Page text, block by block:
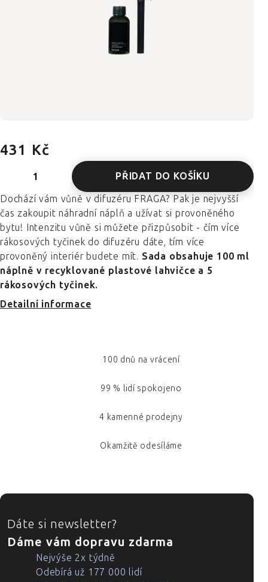
431 Kč
PŘIDAT DO KOŠÍKU
Dochází vám vůně v difuzéru FRAGA? Pak je nejvyšší
čas zakoupit náhradní náplň a užívat si provoněného
bytu! Intenzitu vůně si můžete přizpůsobit - čím více
rákosových tyčinek do difuzéru dáte, tím více
provoněný interiér budete mít. Sada obsahuje 100 ml
náplně v recyklované plastové lahvičce a 5
rákosových tyčinek.
Detailní informace
100 dnů na vrácení
99 % lidí spokojeno
4 kamenné prodejny
Okamžitě odesíláme
ZÁPATÍ
Dáte si newsletter?
Dáme vám dopravu zdarma
Nejvýše 2x týdně
Odebírá už 177 000 lidí